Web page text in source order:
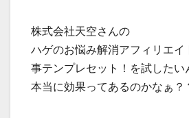
株式会社天空さんの
ハゲのお悩み解消アフィリエ
事テンプレセット！を試したい
本当に効果ってあるのかなぁ？